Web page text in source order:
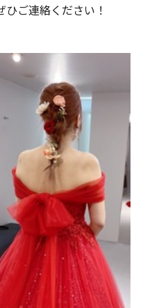
ご連絡ください！